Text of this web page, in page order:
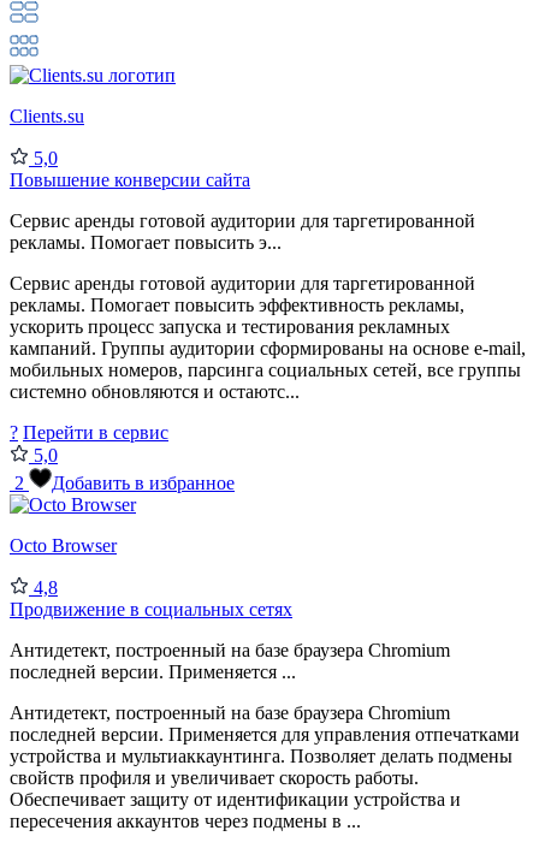
Clients.su
5,0
Повышение конверсии сайта
Сервис аренды готовой аудитории для таргетированной
рекламы. Помогает повысить э...
Сервис аренды готовой аудитории для таргетированной
рекламы. Помогает повысить эффективность рекламы,
ускорить процесс запуска и тестирования рекламных
кампаний. Группы аудитории сформированы на основе e-mail,
мобильных номеров, парсинга социальных сетей, все группы
системно обновляются и остаютс...
? Перейти в сервис
5,0
2
Добавить в избранное
Octo Browser
4,8
Продвижение в социальных сетях
Антидетект, построенный на базе браузера Chromium
последней версии. Применяется ...
Антидетект, построенный на базе браузера Chromium
последней версии. Применяется для управления отпечатками
устройства и мультиаккаунтинга. Позволяет делать подмены
свойств профиля и увеличивает скорость работы.
Обеспечивает защиту от идентификации устройства и
пересечения аккаунтов через подмены в ...